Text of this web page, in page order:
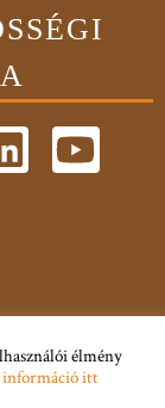
élmény
információ itt